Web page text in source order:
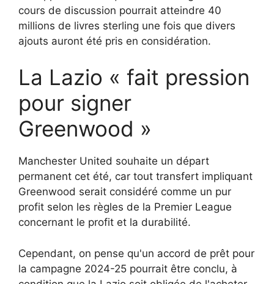
cours de discussion pourrait atteindre 40
millions de livres sterling une fois que divers
ajouts auront été pris en considération.
La Lazio « fait pression
pour signer
Greenwood »
Manchester United souhaite un départ
permanent cet été, car tout transfert impliquant
Greenwood serait considéré comme un pur
profit selon les règles de la Premier League
concernant le profit et la durabilité.
Cependant, on pense qu'un accord de prêt pour
la campagne 2024-25 pourrait être conclu, à